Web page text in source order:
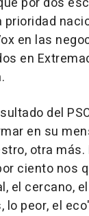
prioridad
en las
en
del
en su
otra
ciento nos
el cercano,
lo peor, el